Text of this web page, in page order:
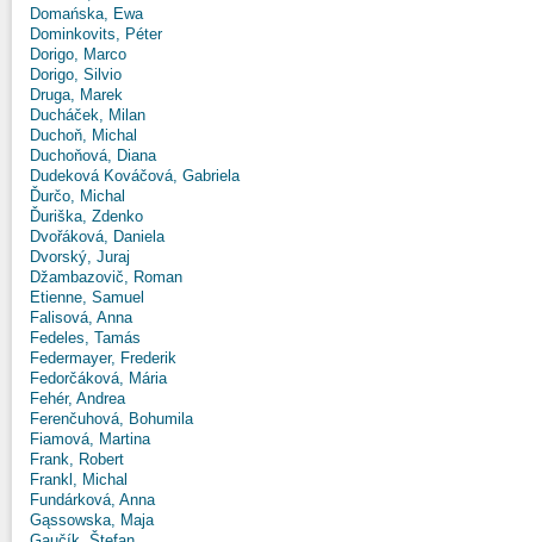
Domańska, Ewa
Dominkovits, Péter
Dorigo, Marco
Dorigo, Silvio
Druga, Marek
Ducháček, Milan
Duchoň, Michal
Duchoňová, Diana
Dudeková Kováčová, Gabriela
Ďurčo, Michal
Ďuriška, Zdenko
Dvořáková, Daniela
Dvorský, Juraj
Džambazovič, Roman
Etienne, Samuel
Falisová, Anna
Fedeles, Tamás
Federmayer, Frederik
Fedorčáková, Mária
Fehér, Andrea
Ferenčuhová, Bohumila
Fiamová, Martina
Frank, Robert
Frankl, Michal
Fundárková, Anna
Gąssowska, Maja